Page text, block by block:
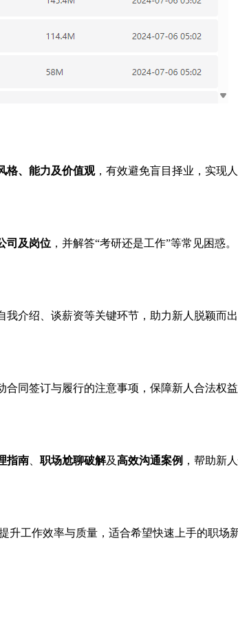
格、能力及价值观，有效避免盲目择业，实现
司及岗位 ，并解答“考研还是工作”等常见困惑。
我介绍、谈薪资等关键环节，助力新人脱颖而
合同签订与履行的注意事项，保障新人合法权
指南 职场尬聊破解及高效沟通案例 ，帮助新
提升工作效率与质量，适合希望快速上手的职场